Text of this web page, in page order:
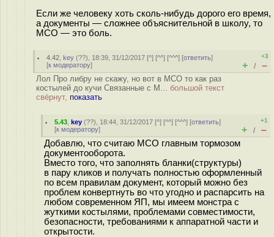
Если же человеку хоть сколь-нибудь дорого его время,
а документы — сложнее объяснительной в школу, то
МСО — это боль.
4.42 ,key (??), 18:39, 31/12/2017 [^] [^^] [^^^] [ответить]
[к модератору]
+3
+ / –
Лол Про либру не скажу, но вот в МСО то как раз
костылей до кучи Связанные с М... большой текст
свёрнут, показать
5.43 ,key (??), 18:44, 31/12/2017 [^] [^^] [^^^] [ответить]
[к модератору]
+1
+ / –
Добавлю, что считаю МСО главным тормозом
документооборота.
Вместо того, что заполнять бланки(структуры)
в пару кликов и получать полностью оформленный
по всем правилам документ, который можно без
проблем конвертнуть во что угодно и распарсить на
любом современном ЯП, мы имеем монстра с
жуткими костылями, проблемами совместимости,
безопасности, требованиями к аппаратной части и
открытости.